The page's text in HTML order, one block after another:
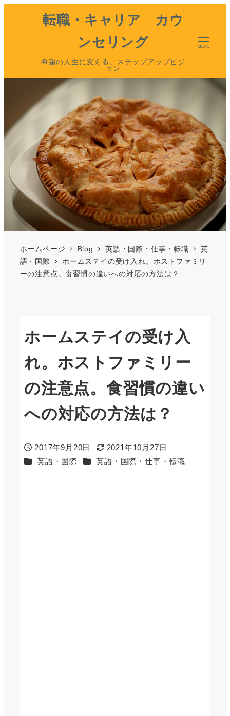
転職・キャリア カウ
ンセリング
希望の人生に変える。ステップアップビジ
ョン
MENU
ホームページ Blog 英語・国際・仕事・転職
英
語・国際
ホームステイの受け入れ。ホストファミリ
ーの注意点。食習慣の違いへの対応の方法は？
ホームステイの受け入
れ。ホストファミリー
の注意点。食習慣の違い
への対応の方法は？
投稿日
2017年9月20日
更新日
2021年10月27日
カテゴリー
英語・国際 カテゴリー
英語・国際・仕事・転職